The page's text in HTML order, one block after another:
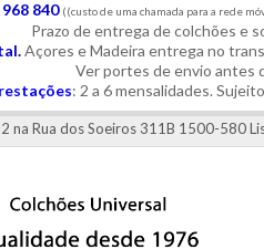
840 ((custo de uma chamada para a rede
Prazo de entrega de colchões e
Açores e Madeira entrega no
Ver portes de envio antes
: 2 a 6 mensalidades.
na Rua dos Soeiros 311B 1500-580